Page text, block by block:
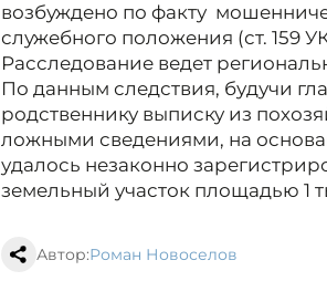
возбуждено по факту
служебного положения (ст. 159
Расследование ведет
По данным следствия, будучи
родственнику выписку из
ложными сведениями, на
удалось незаконно
земельный участок площадью 1
Автор:Роман Новоселов